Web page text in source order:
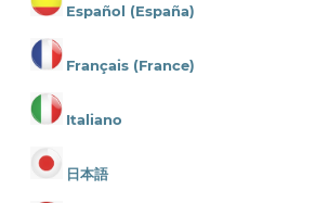
Español (España)
Français (France)
Italiano
日本語